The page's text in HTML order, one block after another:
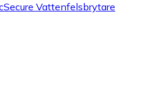
Vattenfelsbrytare